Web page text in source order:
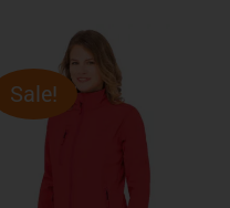
Sale!